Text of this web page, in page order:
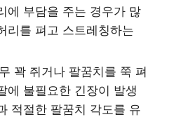
에 부담을 주는 경우가 많
리를 펴고 스트레칭하는
꽉 쥐거나 팔꿈치를 쭉 펴
에 불필요한 긴장이 발생
적절한 팔꿈치 각도를 유